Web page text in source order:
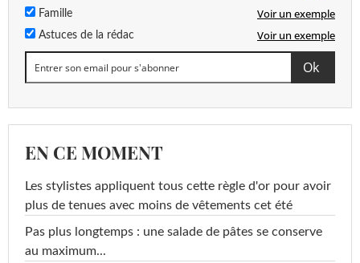
Famille Voir un exemple
Astuces de la rédac Voir un exemple
EN CE MOMENT
Les stylistes appliquent tous cette règle d'or pour avoir
plus de tenues avec moins de vêtements cet été
Pas plus longtemps : une salade de pâtes se conserve
au maximum...